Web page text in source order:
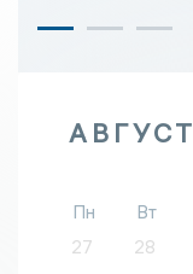
АВГУСТ
Пн Вт
27
28